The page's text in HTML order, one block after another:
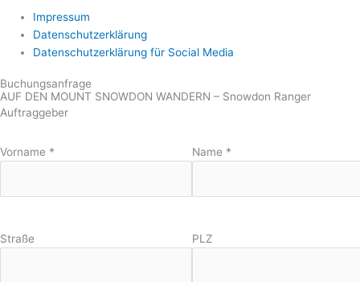
Impressum
Datenschutzerklärung
Datenschutzerklärung für Social Media
Buchungsanfrage
AUF DEN MOUNT SNOWDON WANDERN – Snowdon Ranger
Auftraggeber
Vorname * Name *
Straße PLZ